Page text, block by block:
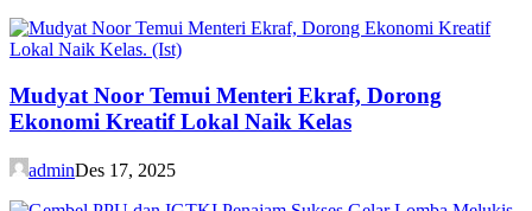
Mudyat Noor Temui Menteri Ekraf, Dorong
Ekonomi Kreatif Lokal Naik Kelas
adminDes 17, 2025